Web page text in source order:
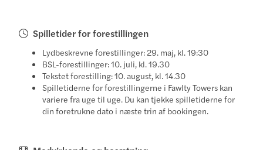
Spilletider for forestillingen
Lydbeskrevne forestillinger: 29. maj, kl. 19:30
BSL-forestillinger: 10. juli, kl. 19.30
Tekstet forestilling: 10. august, kl. 14.30
Spilletiderne for forestillingerne i Fawlty Towers kan
variere fra uge til uge. Du kan tjekke spilletiderne for
din foretrukne dato i næste trin af bookingen.